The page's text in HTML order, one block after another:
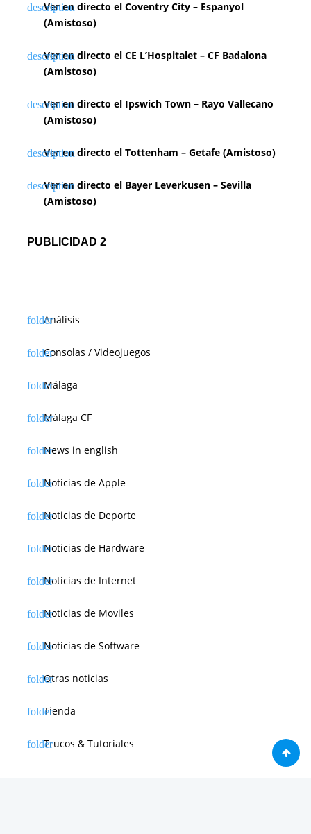
Ver en directo el Coventry City – Espanyol
(Amistoso)
Ver en directo el CE L’Hospitalet – CF Badalona
(Amistoso)
Ver en directo el Ipswich Town – Rayo Vallecano
(Amistoso)
Ver en directo el Tottenham – Getafe (Amistoso)
Ver en directo el Bayer Leverkusen – Sevilla
(Amistoso)
PUBLICIDAD 2
Análisis
Consolas / Videojuegos
Málaga
Málaga CF
News in english
Noticias de Apple
Noticias de Deporte
Noticias de Hardware
Noticias de Internet
Noticias de Moviles
Noticias de Software
Otras noticias
Tienda
Trucos & Tutoriales